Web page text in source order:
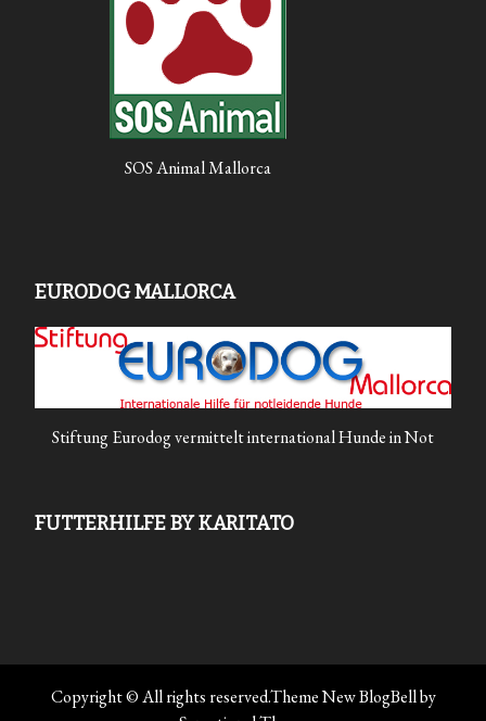
SOS Animal Mallorca
EURODOG MALLORCA
Stiftung Eurodog vermittelt international Hunde in Not
FUTTERHILFE BY KARITATO
Copyright © All rights reserved.Theme New BlogBell by